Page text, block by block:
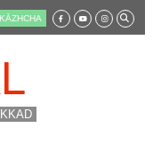
KĀZHCHA